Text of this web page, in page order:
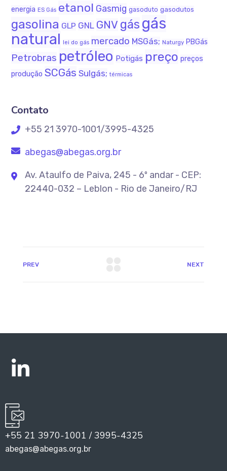
energia ES Gás etanol Gasmig gasoduto gasodutos
gasolina GLP GNL GNV gás gás
natural lei do gás mercado MSGás; Naturgy PBGás
Petrobras petróleo Potigás preço preços
produção SCGás Sulgás; térmicas
Contato
+55 21 3970-1001/3995-4325
abegas@abegas.org.br
Av. Ataulfo de Paiva, 245 - 6º andar - CEP:
22440-032 – Leblon - Rio de Janeiro/RJ
PREV NEXT
+55 21 3970-1001 / 3995-4325
abegas@abegas.org.br